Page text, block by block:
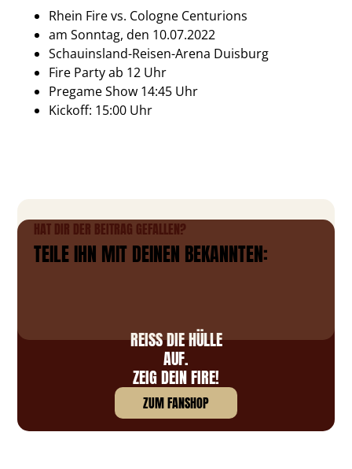
Rhein Fire vs. Cologne Centurions
am Sonntag, den 10.07.2022
Schauinsland-Reisen-Arena Duisburg
Fire Party ab 12 Uhr
Pregame Show 14:45 Uhr
Kickoff: 15:00 Uhr
HAT DIR DER BEITRAG GEFALLEN?
TEILE IHN MIT DEINEN BEKANNTEN:
REISS DIE HÜLLE A
UF.
ZEIG DEIN FIRE!
ZUM FANSHOP